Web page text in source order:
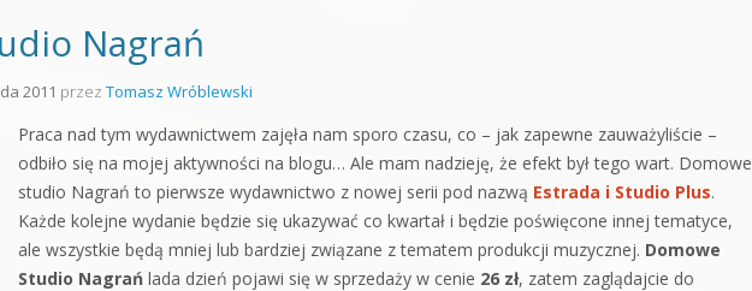
Nagrań
2011 przez Tomasz Wróblewski
Praca nad tym wydawnictwem zajęła nam sporo czasu, co – jak zapewne zauważyliście –
odbiło się na mojej aktywności na blogu… Ale mam nadzieję, że efekt był tego wart. Domowe
studio Nagrań to pierwsze wydawnictwo z nowej serii pod nazwą Estrada i Studio Plus.
Każde kolejne wydanie będzie się ukazywać co kwartał i będzie poświęcone innej tematyce,
ale wszystkie będą mniej lub bardziej związane z tematem produkcji muzycznej. Domowe
Studio Nagrań lada dzień pojawi się w sprzedaży w cenie 26 zł, zatem zaglądajcie do